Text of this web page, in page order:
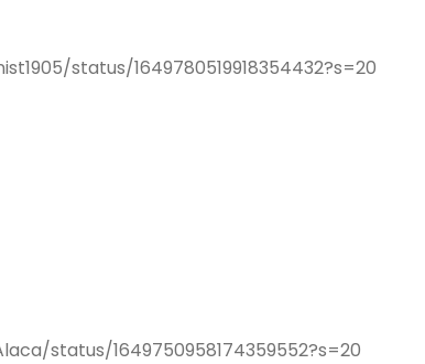
status/1649780519918354432?s=20
status/1649750958174359552?s=20